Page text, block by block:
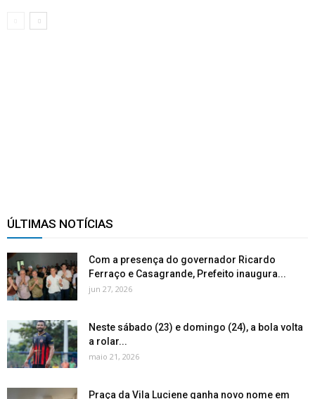
ÚLTIMAS NOTÍCIAS
Com a presença do governador Ricardo
Ferraço e Casagrande, Prefeito inaugura...
jun 27, 2026
Neste sábado (23) e domingo (24), a bola volta
a rolar...
maio 21, 2026
Praça da Vila Luciene ganha novo nome em